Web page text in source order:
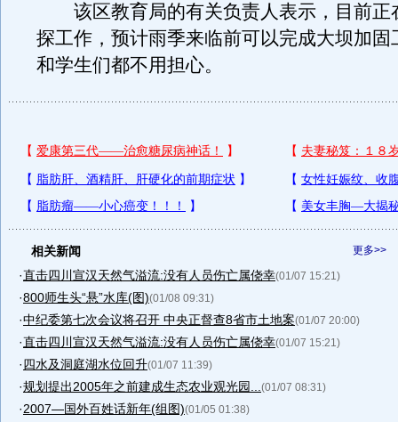
该区教育局的有关负责人表示，目前正
探工作，预计雨季来临前可以完成大坝加固
和学生们都不用担心。
更多>>
相关新闻
·直击四川宣汉天然气溢流:没有人员伤亡属侥幸(01/07 15:21)
·800师生头“悬”水库(图)(01/08 09:31)
·中纪委第七次会议将召开 中央正督查8省市土地案(01/07 20:00)
·直击四川宣汉天然气溢流:没有人员伤亡属侥幸(01/07 15:21)
·四水及洞庭湖水位回升(01/07 11:39)
·规划提出2005年之前建成生态农业观光园... (01/07 08:31)
·2007—国外百姓话新年(组图)(01/05 01:38)